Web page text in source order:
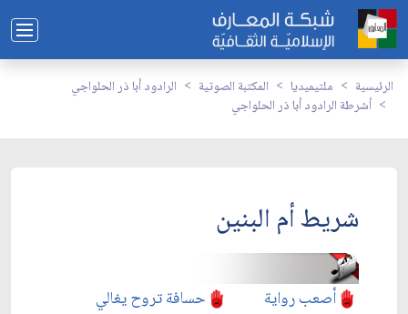
الرئيسية ملتيميديا المكتبة الصوتية
الرادود أبا ذر الحلواجي
أشرطة الرادود أبا ذر الحلواجي
شريط أم البنين
حسافة تروح يغالي
أصعب رواية